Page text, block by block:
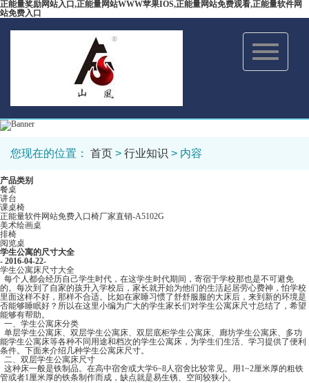
正能量奖励网站入口,正能量网站WWW苹果IOS,正能量网站免费观看,正能量软件网
站免费入口
Toggle
navigation
您现在的位置： 首页 > 行业知识 > 内容
产品类别
餐桌
讲台
课桌椅
正能量软件网站免费入口椅厂家直销-A5102G
美术绘画桌
排椅
阅览桌
学生公寓的尺寸大全
- 2016-04-22-
学生公寓床尺寸大全
每个人都会经历自己学生时代，在这学生时代期间，寄宿于学校那也是不可避免
的。每次到了自家的孩升入学校后，家长就开始为他们的生活起居劳心费神，怕学校
里面这样不好，那样不合适。比如在家睡习惯了舒舒服服的大床后，来到新的环境是
否能够睡眠好？所以在这里小编为广大的学生家长们对学生公寓床尺寸总结了，希望
能够有帮助。
一、学生公寓床分类
单层学生公寓床、双层学生公寓床、双层底柜学生公寓床、廊坊学生公寓床、多功
能学生公寓床等各种不同用途和档次的学生公寓床，为学生们生活、学习提供了便利
条件。下面来介绍几种学生公寓床尺寸。
二、双层学生公寓床尺寸
这种床一般是铁制品。在高中宿舍或大学6~8人宿舍比较常见。用1~2厘米厚的粗铁
管或者1厘米厚的铁条制作而成，缺点就是易生锈、空间较狭小。